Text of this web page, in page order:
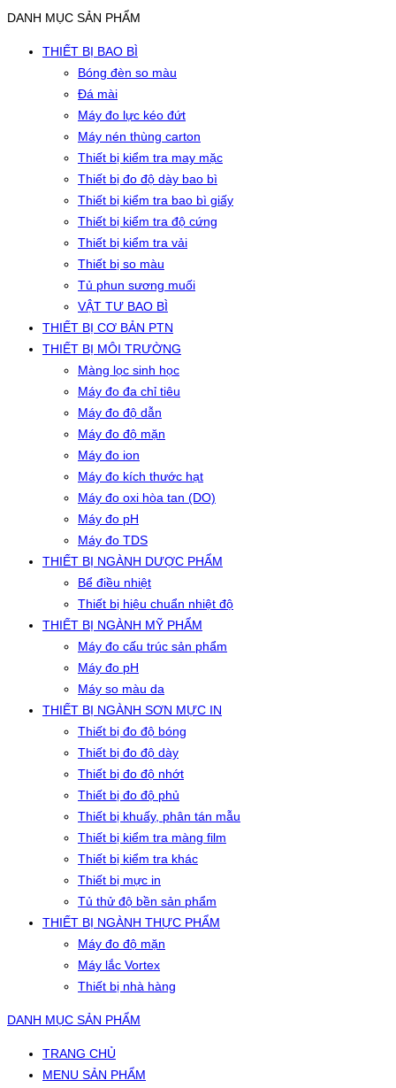
DANH MỤC SẢN PHẨM
THIẾT BỊ BAO BÌ
Bóng đèn so màu
Đá mài
Máy đo lực kéo đứt
Máy nén thùng carton
Thiết bị kiểm tra may mặc
Thiết bị đo độ dày bao bì
Thiết bị kiểm tra bao bì giấy
Thiết bị kiểm tra độ cứng
Thiết bị kiểm tra vải
Thiết bị so màu
Tủ phun sương muối
VẬT TƯ BAO BÌ
THIẾT BỊ CƠ BẢN PTN
THIẾT BỊ MÔI TRƯỜNG
Màng lọc sinh học
Máy đo đa chỉ tiêu
Máy đo độ dẫn
Máy đo độ mặn
Máy đo ion
Máy đo kích thước hạt
Máy đo oxi hòa tan (DO)
Máy đo pH
Máy đo TDS
THIẾT BỊ NGÀNH DƯỢC PHẨM
Bể điều nhiệt
Thiết bị hiệu chuẩn nhiệt độ
THIẾT BỊ NGÀNH MỸ PHẨM
Máy đo cấu trúc sản phẩm
Máy đo pH
Máy so màu da
THIẾT BỊ NGÀNH SƠN MỰC IN
Thiết bị đo độ bóng
Thiết bị đo độ dày
Thiết bị đo độ nhớt
Thiết bị đo độ phủ
Thiết bị khuấy, phân tán mẫu
Thiết bị kiểm tra màng film
Thiết bị kiểm tra khác
Thiết bị mực in
Tủ thử độ bền sản phẩm
THIẾT BỊ NGÀNH THỰC PHẨM
Máy đo độ mặn
Máy lắc Vortex
Thiết bị nhà hàng
DANH MỤC SẢN PHẨM
TRANG CHỦ
MENU SẢN PHẨM